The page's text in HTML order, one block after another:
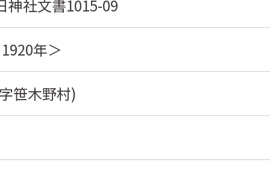
神社文書1015-09
年＞
笹木野村)